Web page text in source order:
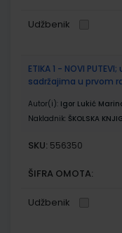
Udžbenik
ETIKA 1 - NOVI
sadržajima u prvom
Autor(i): Igor Lukić
Nakladnik: ŠKOLSKA
SKU: 556350
ŠIFRA OMOTA:
Udžbenik